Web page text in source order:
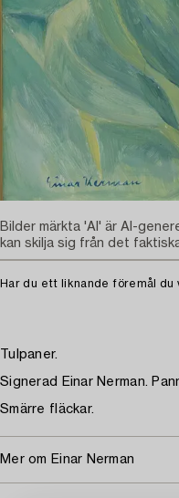
Har du ett liknande föremål du
Tulpaner.
Signerad Einar Nerman.
Smärre fläckar.
Mer om Einar Nerman
Bilder märkta 'AI' är AI-
kan skilja sig från det